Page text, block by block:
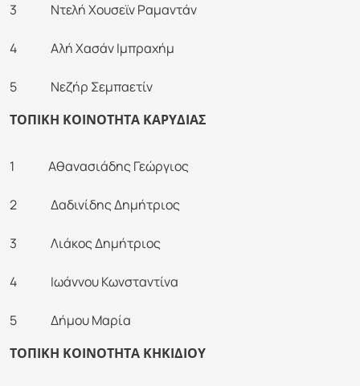
3 Ντελή Χουσεϊν Ραμαντάν
4 Αλή Χασάν Ιμπραχήμ
5 Νεζήρ Σεμπαετίν
ΤΟΠΙΚΗ ΚΟΙΝΟΤΗΤΑ ΚΑΡΥΔΙΑΣ
1 Αθανασιάδης Γεώργιος
2 Δαδινίδης Δημήτριος
3 Λιάκος Δημήτριος
4 Ιωάννου Κωνσταντίνα
5 Δήμου Μαρία
ΤΟΠΙΚΗ ΚΟΙΝΟΤΗΤΑ ΚΗΚΙΔΙΟΥ